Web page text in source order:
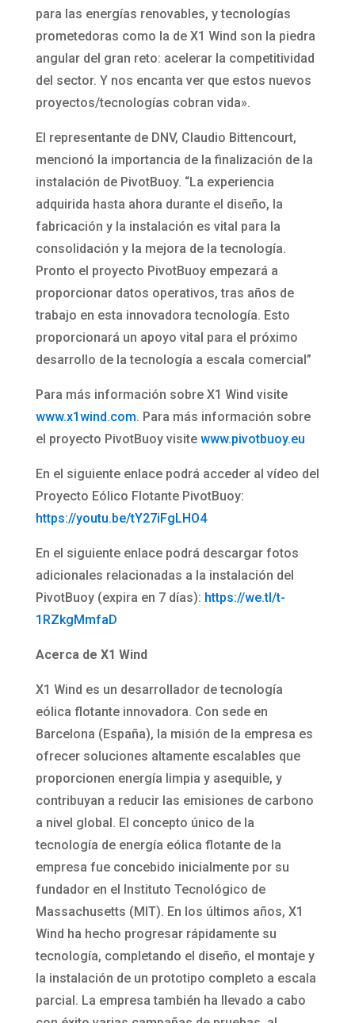
para las energías renovables, y tecnologías
prometedoras como la de X1 Wind son la piedra
angular del gran reto: acelerar la competitividad
del sector. Y nos encanta ver que estos nuevos
proyectos/tecnologías cobran vida».
El representante de DNV, Claudio Bittencourt,
mencionó la importancia de la finalización de la
instalación de PivotBuoy. “La experiencia
adquirida hasta ahora durante el diseño, la
fabricación y la instalación es vital para la
consolidación y la mejora de la tecnología.
Pronto el proyecto PivotBuoy empezará a
proporcionar datos operativos, tras años de
trabajo en esta innovadora tecnología. Esto
proporcionará un apoyo vital para el próximo
desarrollo de la tecnología a escala comercial”
Para más información sobre X1 Wind visite
www.x1wind.com. Para más información sobre
el proyecto PivotBuoy visite www.pivotbuoy.eu
En el siguiente enlace podrá acceder al vídeo del
Proyecto Eólico Flotante PivotBuoy:
https://youtu.be/tY27iFgLHO4
En el siguiente enlace podrá descargar fotos
adicionales relacionadas a la instalación del
PivotBuoy (expira en 7 días): https://we.tl/t-
1RZkgMmfaD
Acerca de X1 Wind
X1 Wind es un desarrollador de tecnología
eólica flotante innovadora. Con sede en
Barcelona (España), la misión de la empresa es
ofrecer soluciones altamente escalables que
proporcionen energía limpia y asequible, y
contribuyan a reducir las emisiones de carbono
a nivel global. El concepto único de la
tecnología de energía eólica flotante de la
empresa fue concebido inicialmente por su
fundador en el Instituto Tecnológico de
Massachusetts (MIT). En los últimos años, X1
Wind ha hecho progresar rápidamente su
tecnología, completando el diseño, el montaje y
la instalación de un prototipo completo a escala
parcial. La empresa también ha llevado a cabo